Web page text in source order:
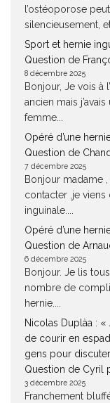
l’ostéoporose
silencieusement, et
Sport et hernie
Question de
8 décembre 2025
Bonjour, Je vois à
ancien mais
femme...
Opéré d’une
Question de
7 décembre 2025
Bonjour madame
contacter ,je
inguinale....
Opéré d’une
Question de
6 décembre 2025
Bonjour. Je lis
nombre de
hernie....
Nicolas Duplàa : «
de courir en
gens pour
Question de Cyril
3 décembre 2025
Franchement